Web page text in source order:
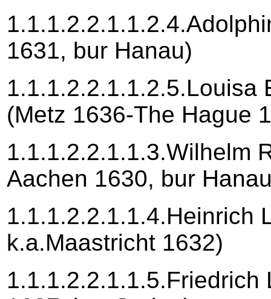
1631, bur Hanau)
1.1.1.2.2.1.1.2.5.Louisa
(Metz 1636-The Hague
1.1.1.2.2.1.1.3.Wilhelm
Aachen 1630, bur
1.1.1.2.2.1.1.4.Heinrich
k.a.Maastricht 1632)
1.1.1.2.2.1.1.5.Friedrich